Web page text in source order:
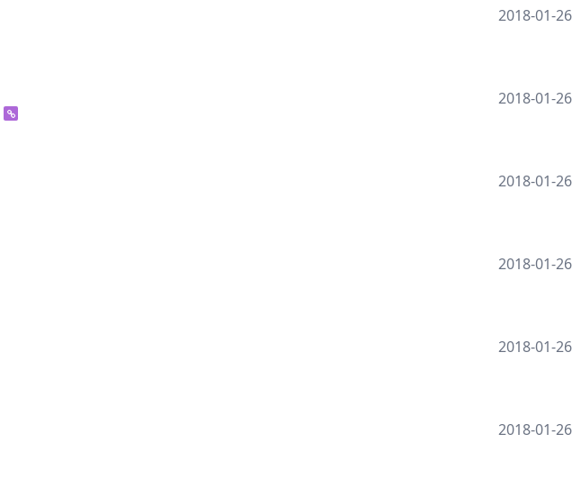
2018-01-26
2018-01-26
2018-01-26
2018-01-26
2018-01-26
2018-01-26